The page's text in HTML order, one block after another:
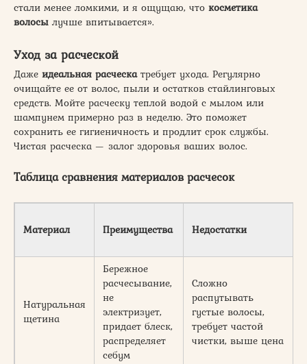
стали менее ломкими, и я ощущаю, что косметика
волосы лучше впитывается».
Уход за расческой
Даже идеальная расческатребует ухода. Регулярно
очищайте ее от волос, пыли и остатков стайлинговых
средств. Мойте расческу теплой водой с мылом или
шампунем примерно раз в неделю. Это поможет
сохранить ее гигиеничность и продлит срок службы.
Чистая расческа — залог здоровья ваших волос.
Таблица сравнения материалов расчесок
Материал Преимущества Недостатки
Натуральная
щетина
Бережное
расчесывание,
не
электризует,
придает блеск,
распределяет
себум
Сложно
распутывать
густые волосы,
требует частой
чистки, выше цена